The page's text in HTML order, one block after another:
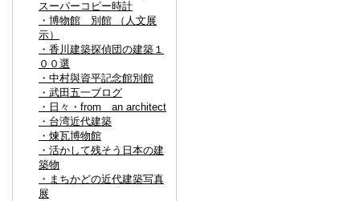
スーパーコピー時計
・博物館 別館 （人文展
示）
・香川建築探偵団の建築１
００選
・中村與資平記念館別館
・武田五一ブログ
・日々・from an architect
・台湾近代建築
・煉瓦博物館
・活かして残そう日本の建
築物
・まちかどの近代建築写真
展